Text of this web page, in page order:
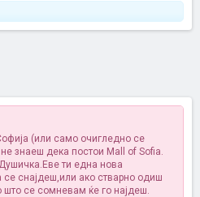
(или само очигледно се
знаеш дека постои Mall of Sofia.
ти една нова
снајдеш,или ако стварно одиш
што се сомневам ќе го најдеш.